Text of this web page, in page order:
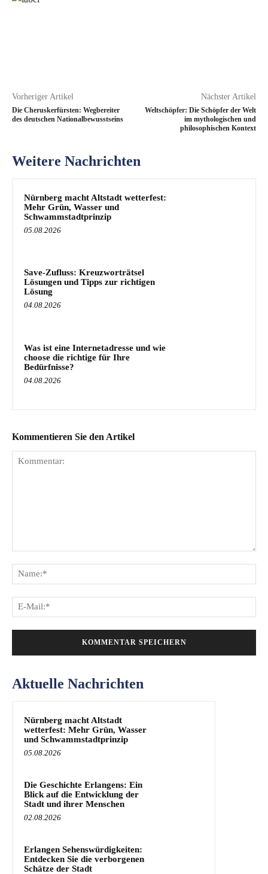
Vorheriger Artikel
Die Cheruskerfürsten: Wegbereiter
des deutschen Nationalbewusstseins
Nächster Artikel
Weltschöpfer: Die Schöpfer der Welt
im mythologischen und
philosophischen Kontext
Weitere Nachrichten
Nürnberg macht Altstadt wetterfest:
Mehr Grün, Wasser und
Schwammstadtprinzip
05.08.2026
Save-Zufluss: Kreuzworträtsel
Lösungen und Tipps zur richtigen
Lösung
04.08.2026
Was ist eine Internetadresse und wie
choose die richtige für Ihre
Bedürfnisse?
04.08.2026
Kommentieren Sie den Artikel
Aktuelle Nachrichten
Nürnberg macht Altstadt
wetterfest: Mehr Grün, Wasser
und Schwammstadtprinzip
05.08.2026
Die Geschichte Erlangens: Ein
Blick auf die Entwicklung der
Stadt und ihrer Menschen
02.08.2026
Erlangen Sehenswürdigkeiten:
Entdecken Sie die verborgenen
Schätze der Stadt